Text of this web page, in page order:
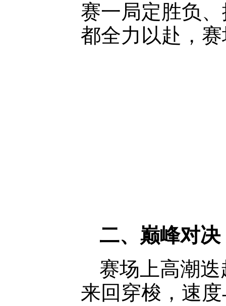
赛一局定胜负
都全力以赴，
二、巅峰对
赛场上高潮
来回穿梭，速